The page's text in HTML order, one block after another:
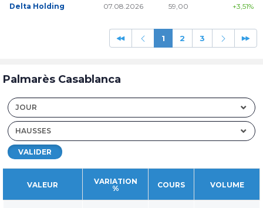
Delta Holding 07.08.2026 59,00 +3,51%
1 2 3
Palmarès Casablanca
JOUR
HAUSSES
VALIDER
VALEUR
VARIATION
%
COURS VOLUME